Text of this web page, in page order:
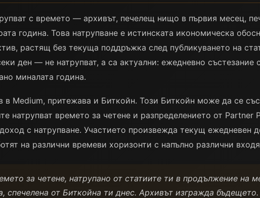
с времето — архивът, печелещ нищо в първия месец,
година. Това натрупване е истинската икономическа
растящ без текуща поддръжка след публикуването на
ден — не натрупват, а са актуални: ежедневно състезание
миналата година.
в Medium, притежава и Биткойн. Този Биткойн може да се
натрупват времето за четене и разпределението от Partner
с натрупване. Участието произвежда текущ ежедневен
на различни времеви хоризонти с напълно различни
за четене, натрупано от статиите ти в продължение на
спечелена от Биткойна ти днес. Архивът изгражда